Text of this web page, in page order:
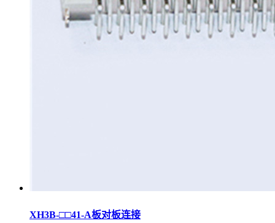
XH3B-□□41-A板对板连接